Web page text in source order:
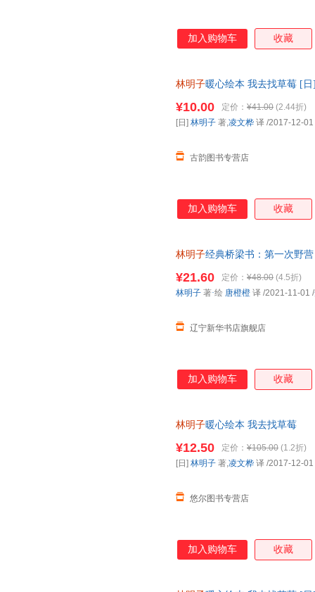
加入购物车 收藏
林明子暖心绘本 我去找草莓 [
¥10.00 定价： ¥41.00 (2.44折)
古韵图书专营店
[日] 林明子 著,凌文桦 译 /2017-12-01
加入购物车 收藏
林明子经典桥梁书：第一次野
¥21.60 定价： ¥48.00 (4.5折)
辽宁新华书店旗舰店
林明子 著·绘 唐橙橙 译 /2021-11-01 /
加入购物车 收藏
林明子暖心绘本 我去找草莓
¥12.50 定价： ¥105.00 (1.2折)
悠尔图书专营店
[日] 林明子 著,凌文桦 译 /2017-12-01
加入购物车 收藏